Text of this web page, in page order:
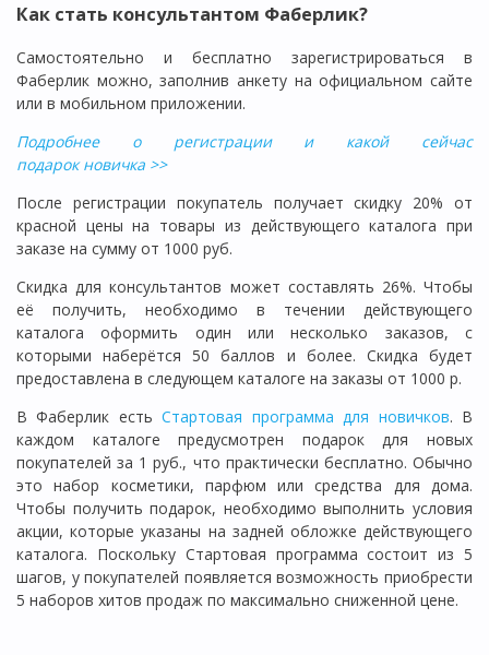
Как стать консультантом Фаберлик?
Самостоятельно и бесплатно зарегистрироваться в
Фаберлик можно, заполнив анкету на официальном сайте
или в мобильном приложении.
Подробнее о регистрации и какой сейчас
подарок новичка >>
После регистрации покупатель получает скидку 20% от
красной цены на товары из действующего каталога при
заказе на сумму от 1000 руб.
Скидка для консультантов может составлять 26%. Чтобы
её получить, необходимо в течении действующего
каталога оформить один или несколько заказов, с
которыми наберётся 50 баллов и более. Скидка будет
предоставлена в следующем каталоге на заказы от 1000 р.
В Фаберлик естьСтартовая программа для новичков. В
каждом каталоге предусмотрен подарок для новых
покупателей за 1 руб., что практически бесплатно. Обычно
это набор косметики, парфюм или средства для дома.
Чтобы получить подарок, необходимо выполнить условия
акции, которые указаны на задней обложке действующего
каталога. Поскольку Стартовая программа состоит из 5
шагов, у покупателей появляется возможность приобрести
5 наборов хитов продаж по максимально сниженной цене.